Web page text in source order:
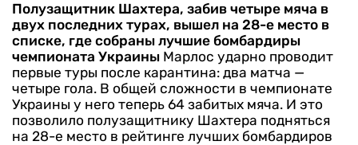
Полузащитник Шахтера, забив четыре мяча в
двух последних турах, вышел на 28-е место в
списке, где собраны лучшие бомбардиры
чемпионата Украины Марлос ударно проводит
первые туры после карантина: два матча —
четыре гола. В общей сложности в чемпионате
Украины у него теперь 64 забитых мяча. И это
позволило полузащитнику Шахтера подняться
на 28-е место в рейтинге лучших бомбардиров